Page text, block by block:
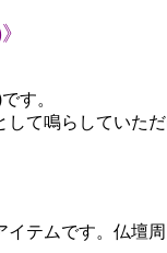
す。
て鳴らしていた
テムです。仏壇